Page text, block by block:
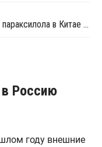
Liaoyang Petrochemical закрыла линию параксилола в Китае на профилактику
Россию
году внешние